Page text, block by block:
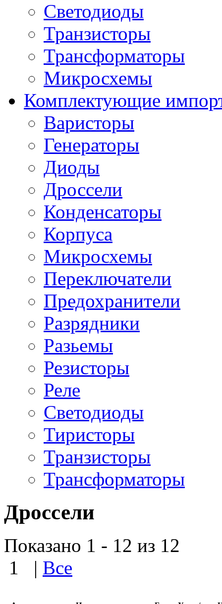
Светодиоды
Транзисторы
Трансформаторы
Микросхемы
Комплектующие
Варисторы
Генераторы
Диоды
Дроссели
Конденсаторы
Корпуса
Микросхемы
Переключатели
Предохранители
Разрядники
Разьемы
Резисторы
Реле
Светодиоды
Тиристоры
Транзисторы
Трансформаторы
Дроссели
Показано 1 - 12 из 12
1
| Все